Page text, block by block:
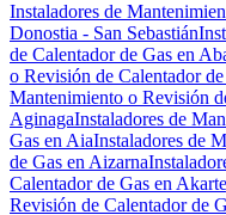
Instaladores de
Donostia - San Sebastián
de Calentador de Gas en
o Revisión de Calentador
Mantenimiento o Revisión
AginagaInstaladores de
Gas en AiaInstaladores de
de Gas en Aizarna
Calentador de Gas en
Revisión de Calentador de